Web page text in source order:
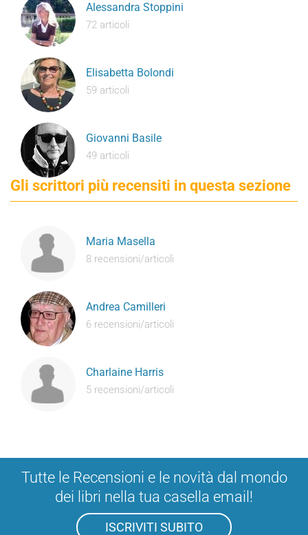
Alessandra Stoppini
72 articoli
Elisabetta Bolondi
59 articoli
Giovanni Basile
49 articoli
Gli scrittori più recensiti in questa sezione
Maria Masella
8 recensioni/articoli
Andrea Camilleri
6 recensioni/articoli
Charlaine Harris
5 recensioni/articoli
Tutte le Recensioni e le novità dal mondo
dei libri nella tua casella email!
ISCRIVITI SUBITO